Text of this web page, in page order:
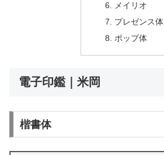
メイリオ
プレゼンス体
ポップ体
電子印鑑｜米岡
楷書体